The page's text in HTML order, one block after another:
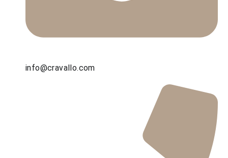
info@cravallo.com